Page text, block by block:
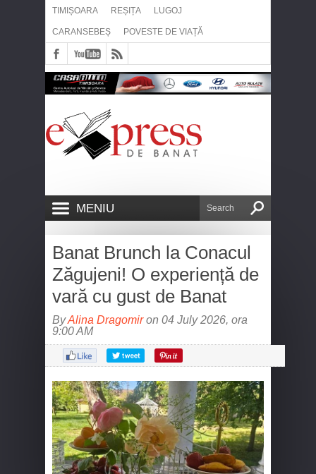
TIMIȘOARA REȘIȚA LUGOJ
CARANSEBEȘ POVESTE DE VIAȚĂ
MENIU
Banat Brunch la Conacul
Zăgujeni! O experiență de
vară cu gust de Banat
ByAlina Dragomiron 04 July 2026, ora
9:00 AM